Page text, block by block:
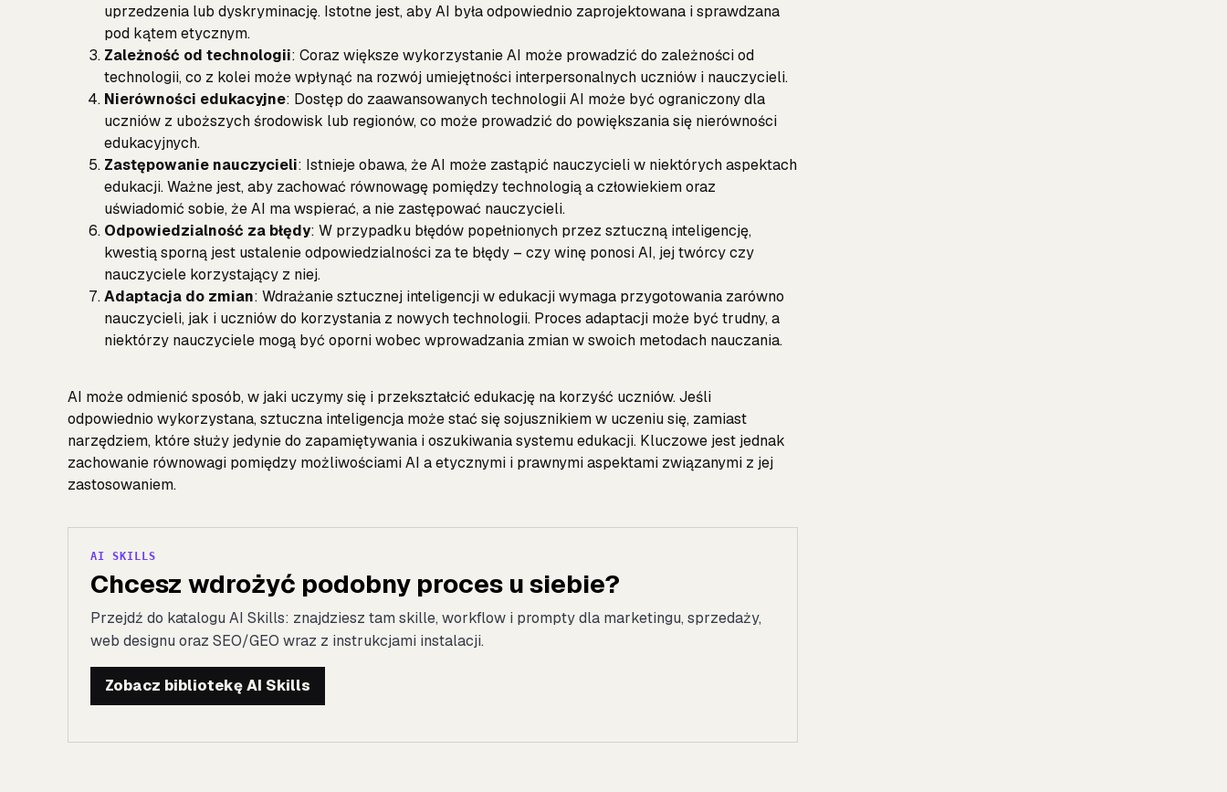
uprzedzenia lub dyskryminację. Istotne jest, aby AI była odpowiednio zaprojektowana i sprawdzana
pod kątem etycznym.
Zależność od technologii: Coraz większe wykorzystanie AI może prowadzić do zależności od
technologii, co z kolei może wpłynąć na rozwój umiejętności interpersonalnych uczniów i nauczycieli.
Nierówności edukacyjne: Dostęp do zaawansowanych technologii AI może być ograniczony dla
uczniów z uboższych środowisk lub regionów, co może prowadzić do powiększania się nierówności
edukacyjnych.
Zastępowanie nauczycieli: Istnieje obawa, że AI może zastąpić nauczycieli w niektórych aspektach
edukacji. Ważne jest, aby zachować równowagę pomiędzy technologią a człowiekiem oraz
uświadomić sobie, że AI ma wspierać, a nie zastępować nauczycieli.
Odpowiedzialność za błędy: W przypadku błędów popełnionych przez sztuczną inteligencję,
kwestią sporną jest ustalenie odpowiedzialności za te błędy – czy winę ponosi AI, jej twórcy czy
nauczyciele korzystający z niej.
Adaptacja do zmian: Wdrażanie sztucznej inteligencji w edukacji wymaga przygotowania zarówno
nauczycieli, jak i uczniów do korzystania z nowych technologii. Proces adaptacji może być trudny, a
niektórzy nauczyciele mogą być oporni wobec wprowadzania zmian w swoich metodach nauczania.
AI może odmienić sposób, w jaki uczymy się i przekształcić edukację na korzyść uczniów. Jeśli
odpowiednio wykorzystana, sztuczna inteligencja może stać się sojusznikiem w uczeniu się, zamiast
narzędziem, które służy jedynie do zapamiętywania i oszukiwania systemu edukacji. Kluczowe jest jednak
zachowanie równowagi pomiędzy możliwościami AI a etycznymi i prawnymi aspektami związanymi z jej
zastosowaniem.
AI SKILLS
Chcesz wdrożyć podobny proces u siebie?
Przejdź do katalogu AI Skills: znajdziesz tam skille, workflow i prompty dla marketingu, sprzedaży,
web designu oraz SEO/GEO wraz z instrukcjami instalacji.
Zobacz bibliotekę AI Skills